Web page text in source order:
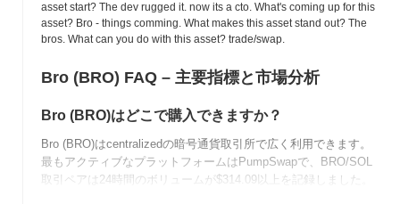
asset start? The dev rugged it. now its a cto. What's coming up for this
asset? Bro - things comming. What makes this asset stand out? The
bros. What can you do with this asset? trade/swap.
Bro (BRO) FAQ – 主要指標と市場分析
Bro (BRO)はどこで購入できますか？
Bro (BRO)はcentralizedの暗号通貨取引所で広く利用できます。
最もアクティブなプラットフォームはPumpSwapで、BRO/SOL
取引ペアは24時間のボリュームが$314.09 以上を記録しました。